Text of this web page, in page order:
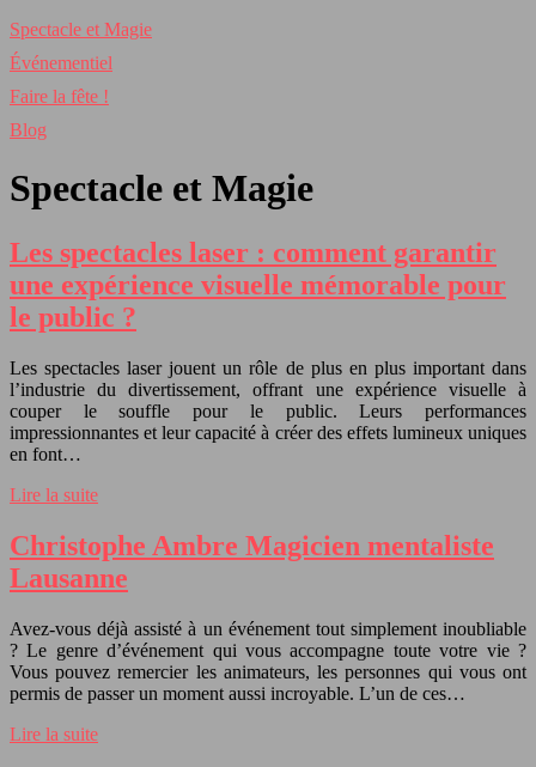
Spectacle et Magie
Événementiel
Faire la fête !
Blog
Spectacle et Magie
Les spectacles laser : comment garantir
une expérience visuelle mémorable pour
le public ?
Les spectacles laser jouent un rôle de plus en plus important dans
l’industrie du divertissement, offrant une expérience visuelle à
couper le souffle pour le public. Leurs performances
impressionnantes et leur capacité à créer des effets lumineux uniques
en font…
Lire la suite
Christophe Ambre Magicien mentaliste
Lausanne
Avez-vous déjà assisté à un événement tout simplement inoubliable
? Le genre d’événement qui vous accompagne toute votre vie ?
Vous pouvez remercier les animateurs, les personnes qui vous ont
permis de passer un moment aussi incroyable. L’un de ces…
Lire la suite